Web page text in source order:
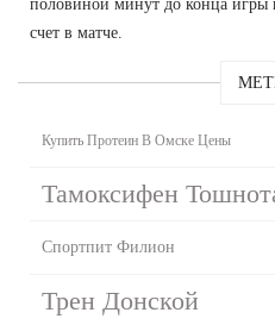
половиной минут до конца игры
счет в матче.
Купить Протеин В Омске Цены
Тамоксифен
Спортпит Филион
Трен Донской